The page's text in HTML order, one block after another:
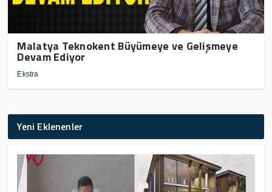
Malatya Teknokent Büyümeye ve Gelişmeye
Devam Ediyor
Ekstra
Yeni Eklenenler